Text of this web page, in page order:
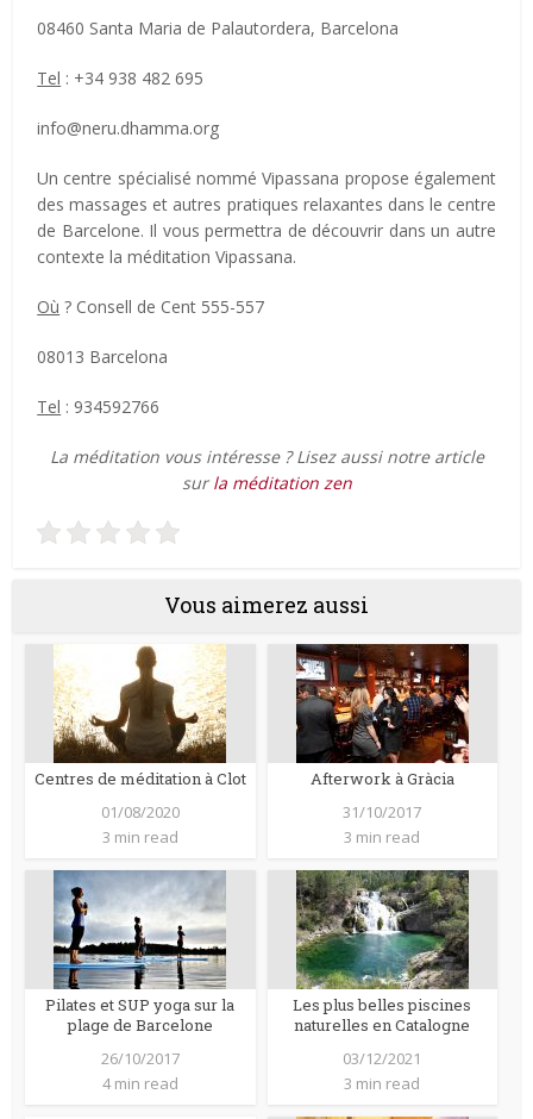
08460 Santa Maria de Palautordera, Barcelona
Tel : +34 938 482 695
info@neru.dhamma.org
Un centre spécialisé nommé Vipassana propose également
des massages et autres pratiques relaxantes dans le centre
de Barcelone. Il vous permettra de découvrir dans un autre
contexte la méditation Vipassana.
Où ? Consell de Cent 555-557
08013 Barcelona
Tel : 934592766
La méditation vous intéresse ? Lisez aussi notre article
surla méditation zen
Vous aimerez aussi
Centres de méditation à Clot
01/08/2020
3 min read
Afterwork à Gràcia
31/10/2017
3 min read
Pilates et SUP yoga sur la
plage de Barcelone
26/10/2017
4 min read
Les plus belles piscines
naturelles en Catalogne
03/12/2021
3 min read